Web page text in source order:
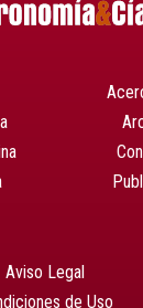
Aviso Legal
de Uso